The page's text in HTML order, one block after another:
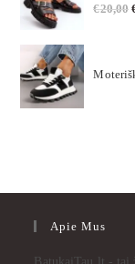
€20,00
Apie Mus